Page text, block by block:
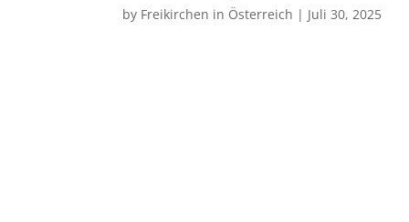
by Freikirchen in Österreich | Juli 30, 2025